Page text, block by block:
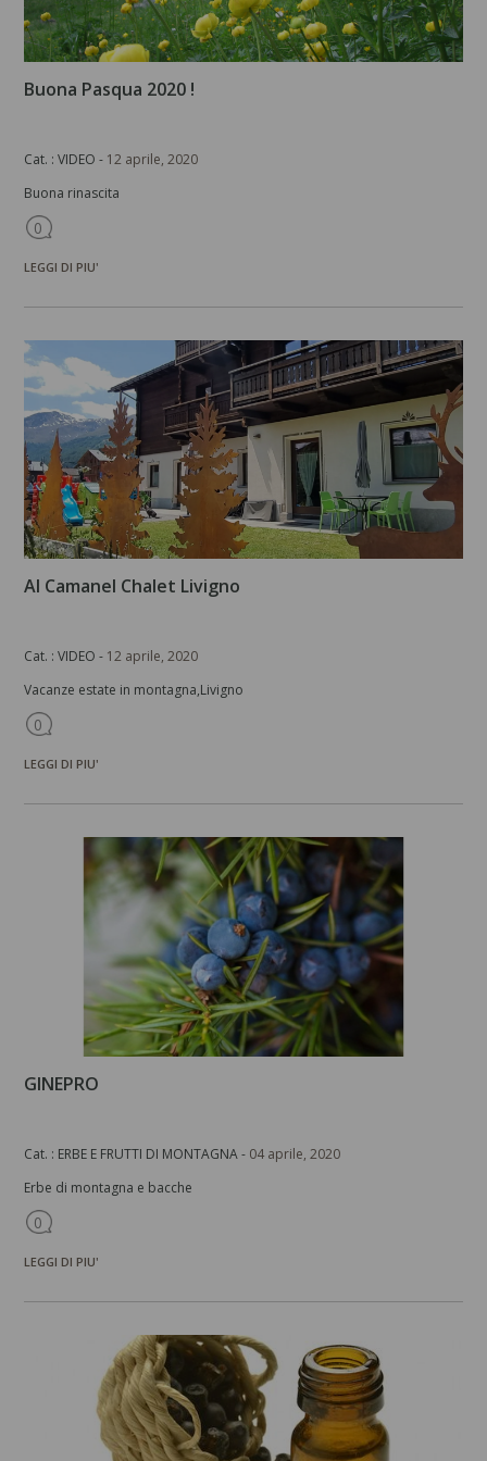
Buona Pasqua 2020 !
Cat. : VIDEO - 12 aprile, 2020
Buona rinascita
0
LEGGI DI PIU'
Al Camanel Chalet Livigno
Cat. : VIDEO - 12 aprile, 2020
Vacanze estate in montagna,Livigno
0
LEGGI DI PIU'
GINEPRO
Cat. : ERBE E FRUTTI DI MONTAGNA - 04 aprile, 2020
Erbe di montagna e bacche
0
LEGGI DI PIU'